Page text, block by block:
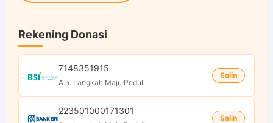
Rekening Donasi
7148351915
A.n. Langkah Maju Peduli
Salin
223501000171301
Salin